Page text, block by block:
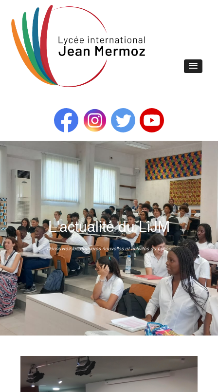
L'actualité du LiJM
Découvrez les dernières nouvelles et activités du Lycée